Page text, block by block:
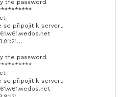
the password.
se připojit k serveru
the password.
se připojit k serveru